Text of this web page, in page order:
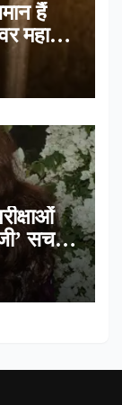
हैं
महादेव
सच में